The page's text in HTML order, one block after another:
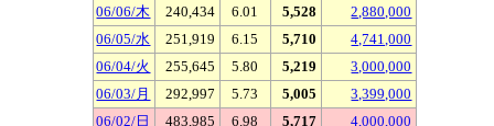
06/06/木
240,434 6.01 5,528
2,880,000
06/05/水
251,919 6.15 5,710
4,741,000
06/04/火
255,645 5.80 5,219
3,000,000
06/03/月
292,997 5.73 5,005
3,399,000
06/02/日
483,985 6.98 5,717 4,000,000